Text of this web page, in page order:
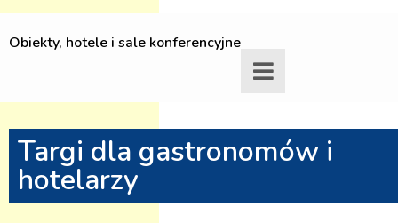
Obiekty, hotele i sale konferencyjne
Targi dla gastronomów i
hotelarzy